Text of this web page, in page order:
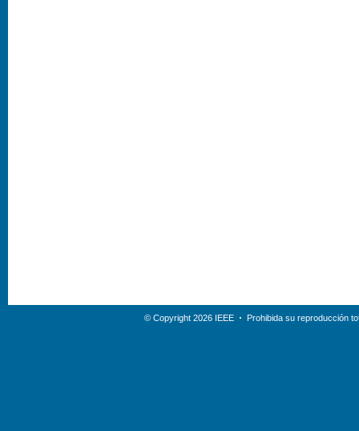
© Copyright 2026 IEEE Prohibida su reproducción